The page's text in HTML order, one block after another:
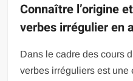
Connaître l’origine
verbes irrégulier en
Dans le cadre des cours
verbes irréguliers est une